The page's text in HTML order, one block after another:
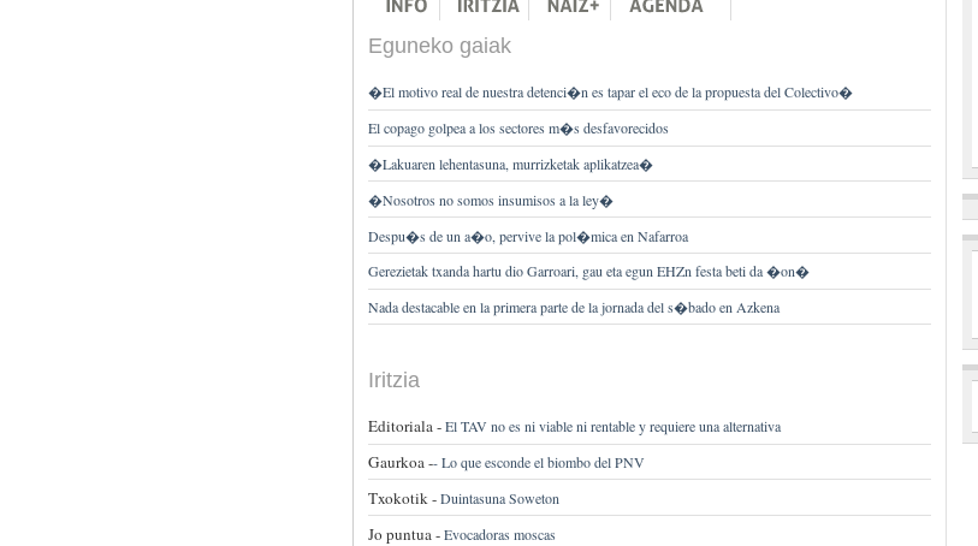
Eguneko gaiak
�El motivo real de nuestra detenci�n es tapar el eco de la propuesta del Colectivo�
El copago golpea a los sectores m�s desfavorecidos
�Lakuaren lehentasuna, murrizketak aplikatzea�
�Nosotros no somos insumisos a la ley�
Despu�s de un a�o, pervive la pol�mica en Nafarroa
Gerezietak txanda hartu dio Garroari, gau eta egun EHZn festa beti da �on�
Nada destacable en la primera parte de la jornada del s�bado en Azkena
Iritzia
Editoriala -El TAV no es ni viable ni rentable y requiere una alternativa
Gaurkoa --Lo que esconde el biombo del PNV
Txokotik -Duintasuna Soweton
Jo puntua -Evocadoras moscas